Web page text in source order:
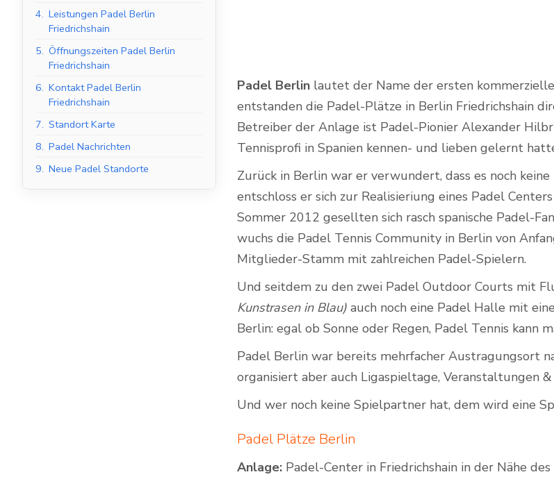
4. Leistungen Padel Berlin
Friedrichshain
5. Öffnungszeiten Padel Berlin
Friedrichshain
6. Kontakt Padel Berlin
Friedrichshain
7. Standort Karte
8. Padel Nachrichten
9. Neue Padel Standorte
Padel Berlin lautet der Name der ersten
entstanden die Padel-Plätze in Berlin Friedrichshain
Betreiber der Anlage ist Padel-Pionier Alexander
Tennisprofi in Spanien kennen- und lieben gelernt
Zurück in Berlin war er verwundert, dass es noch
entschloss er sich zur Realisieriung eines Padel
Sommer 2012 gesellten sich rasch spanische Padel-
wuchs die Padel Tennis Community in Berlin von
Mitglieder-Stamm mit zahlreichen Padel-Spielern.
Und seitdem zu den zwei Padel Outdoor Courts mit
Kunstrasen in Blau) auch noch eine Padel Halle mit
Berlin: egal ob Sonne oder Regen, Padel Tennis kann
Padel Berlin war bereits mehrfacher Austragungsort
organisiert aber auch Ligaspieltage, Veranstaltungen
Und wer noch keine Spielpartner hat, dem wird eine
Padel Plätze Berlin
Anlage: Padel-Center in Friedrichshain in der Nähe